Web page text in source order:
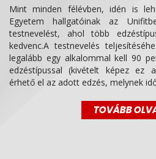
Mint minden félévben, idén is
Egyetem hallgatóinak az
testnevelést, ahol több
kedvenc.A testnevelés
legalább egy alkalommal kell 90
edzéstípussal (kivételt képez ez
érhető el az adott edzés, melynek
TOVÁBB